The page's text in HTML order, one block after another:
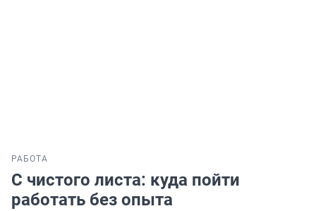
РАБОТА
С чистого листа: куда пойти
работать без опыта